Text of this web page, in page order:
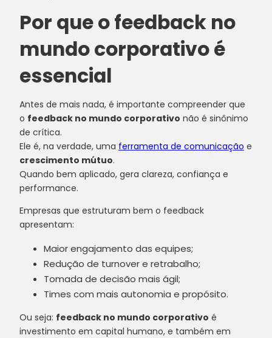
Por que o feedback no
mundo corporativo é
essencial
Antes de mais nada, é importante compreender que
o feedback no mundo corporativo não é sinônimo
de crítica.
Ele é, na verdade, uma ferramenta de comunicação e
crescimento mútuo.
Quando bem aplicado, gera clareza, confiança e
performance.
Empresas que estruturam bem o feedback
apresentam:
Maior engajamento das equipes;
Redução de turnover e retrabalho;
Tomada de decisão mais ágil;
Times com mais autonomia e propósito.
Ou seja: feedback no mundo corporativo é
investimento em capital humano, e também em